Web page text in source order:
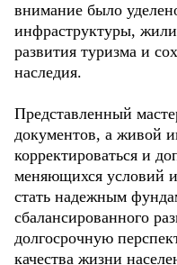
внимание было
инфраструктуры,
развития туризма и
наследия.
Представленный
документов, а живой
корректироваться и
меняющихся условий
стать надежным
сбалансированного
долгосрочную
качества жизни